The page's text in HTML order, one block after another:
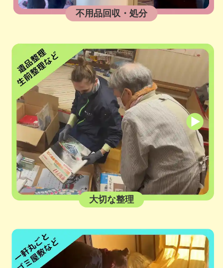
不用品回収・処分
大切な整理